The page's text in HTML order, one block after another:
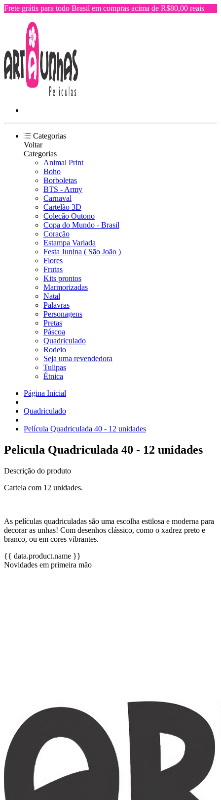
Frete grátis para todo Brasil em compras acima de R$80,00 reais
Categorias
Voltar
Categorias
Animal Print
Boho
Borboletas
BTS - Army
Carnaval
Cartelão 3D
Colecão Outono
Copa do Mundo - Brasil
Coração
Estampa Variada
Festa Junina ( São João )
Flores
Frutas
Kits prontos
Marmorizadas
Natal
Palavras
Personagens
Pretas
Páscoa
Quadriculado
Rodeio
Seja uma revendedora
Tulipas
Étnica
Página Inicial
Quadriculado
Película Quadriculada 40 - 12 unidades
Película Quadriculada 40 - 12 unidades
Descrição do produto
Cartela com 12 unidades.
As películas quadriculadas são uma escolha estilosa e moderna para
decorar as unhas! Com desenhos clássico, como o xadrez preto e
branco, ou em cores vibrantes.
{{ data.product.name }}
Novidades em primeira mão